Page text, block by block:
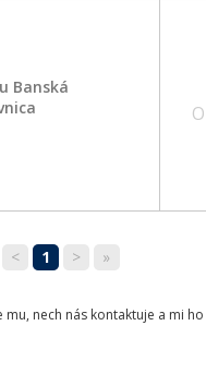
Banská
< 1 > »
mu, nech nás kontaktuje a mi